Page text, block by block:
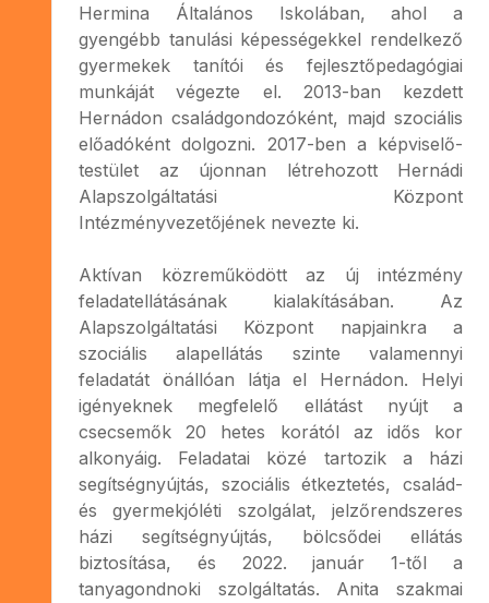
Hermina Általános Iskolában, ahol a
gyengébb tanulási képességekkel rendelkező
gyermekek tanítói és fejlesztőpedagógiai
munkáját végezte el. 2013-ban kezdett
Hernádon családgondozóként, majd szociális
előadóként dolgozni. 2017-ben a képviselő-
testület az újonnan létrehozott Hernádi
Alapszolgáltatási Központ
Intézményvezetőjének nevezte ki.
Aktívan közreműködött az új intézmény
feladatellátásának kialakításában. Az
Alapszolgáltatási Központ napjainkra a
szociális alapellátás szinte valamennyi
feladatát önállóan látja el Hernádon. Helyi
igényeknek megfelelő ellátást nyújt a
csecsemők 20 hetes korától az idős kor
alkonyáig. Feladatai közé tartozik a házi
segítségnyújtás, szociális étkeztetés, család-
és gyermekjóléti szolgálat, jelzőrendszeres
házi segítségnyújtás, bölcsődei ellátás
biztosítása, és 2022. január 1-től a
tanyagondnoki szolgáltatás. Anita szakmai